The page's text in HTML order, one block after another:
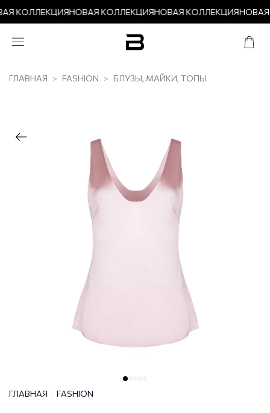
КОЛЛЕКЦИЯНОВАЯ КОЛЛЕКЦИЯНОВАЯ КОЛЛЕКЦИЯНОВАЯ
ГЛАВНАЯ FASHION БЛУЗЫ, МАЙКИ, ТОПЫ
ГЛАВНАЯ FASHION